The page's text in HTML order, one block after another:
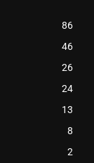
86
46
26
24
13
8
2